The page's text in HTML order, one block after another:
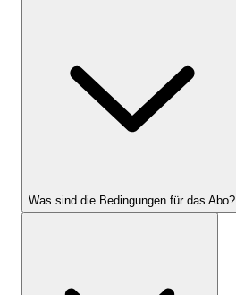
Was sind die Bedingungen für das Abo?